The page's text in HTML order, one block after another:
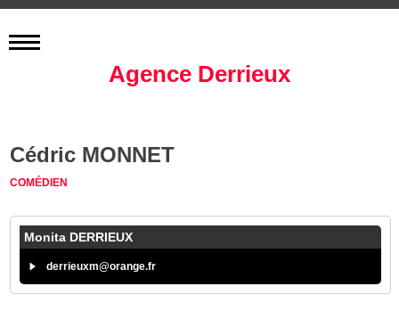
Agence Derrieux
Cédric MONNET
COMÉDIEN
Monita DERRIEUX
derrieuxm@orange.fr